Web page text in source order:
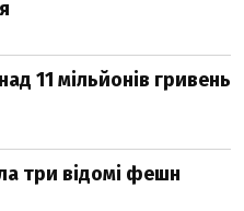
11 мільйонів гривень
три відомі фешн